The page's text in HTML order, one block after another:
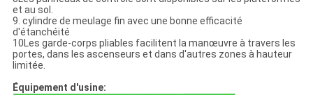
et au sol.
9. cylindre de meulage fin avec une bonne efficacité
d'étanchéité
10Les garde-corps pliables facilitent la manœuvre à travers les
portes, dans les ascenseurs et dans d'autres zones à hauteur
limitée.
Équipement d'usine: